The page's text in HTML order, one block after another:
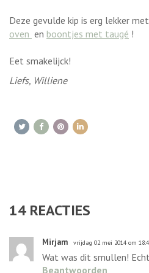
Deze gevulde kip is erg lekker met
oven en boontjes met taugé !
Eet smakelijck!
Liefs, Williene
14 REACTIES
Mirjam vrijdag 02 mei 2014 om
Wat was dit smullen!
Beantwoorden